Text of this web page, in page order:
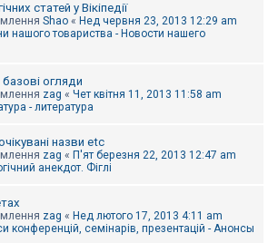
статей у Вікіпедії
Shao « Нед червня 23, 2013 12:29 am
нашого товариства - Новости нашего
огляди
zag « Чет квітня 11, 2013 11:58 am
- литература
назви etc
zag « П'ят березня 22, 2013 12:47 am
анекдот. Фіглі
zag « Нед лютого 17, 2013 4:11 am
конференцій, семінарів, презентацій - Анонсы